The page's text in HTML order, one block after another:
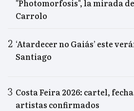
"Photomorfosis", la mirada
Carrolo
‘Atardecer no Gaiás’ este
Santiago
Costa Feira 2026: cartel,
artistas confirmados